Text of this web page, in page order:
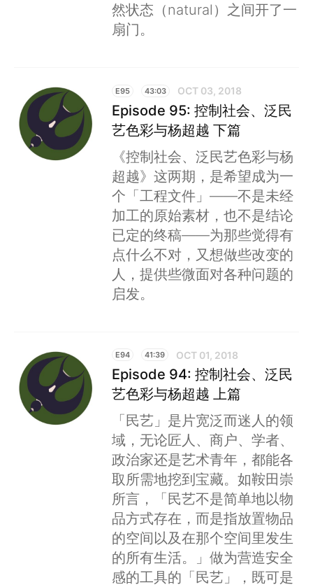
然状态（natural）之间开了一
扇门。
E95 43:03 OCT 03, 2018
Episode 95: 控制社会、泛民
艺色彩与杨超越 下篇
《控制社会、泛民艺色彩与杨
超越》这两期，是希望成为一
个「工程文件」——不是未经
加工的原始素材，也不是结论
已定的终稿——为那些觉得有
点什么不对，又想做些改变的
人，提供些微面对各种问题的
启发。
E94 41:39 OCT 01, 2018
Episode 94: 控制社会、泛民
艺色彩与杨超越 上篇
「民艺」是片宽泛而迷人的领
域，无论匠人、商户、学者、
政治家还是艺术青年，都能各
取所需地挖到宝藏。如鞍田崇
所言，「民艺不是简单地以物
品方式存在，而是指放置物品
的空间以及在那个空间里发生
的所有生活。」做为营造安全
感的工具的「民艺」，既可是